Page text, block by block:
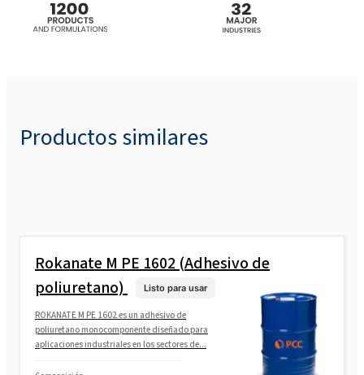
Productos similares
Rokanate M PE 1602 (Adhesivo de
poliuretano)
Listo para usar
ROKANATE M PE 1602 es un adhesivo de
poliuretano monocomponente diseñado para
aplicaciones industriales en los sectores de...